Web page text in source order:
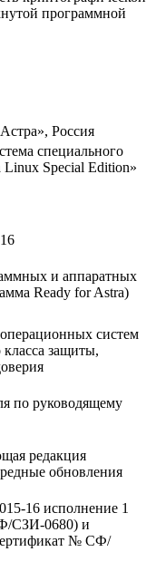
программной
Россия
специального
Linux Special Edition»
и аппаратных
Ready for Astra)
систем
защиты,
по руководящему
редакция
обновления
16 исполнение 1
СЗИ-0680) и
№ СФ/